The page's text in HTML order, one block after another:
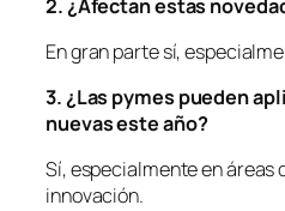
2. ¿Afectan estas
En gran parte sí,
3. ¿Las pymes pueden
nuevas este año?
Sí, especialmente en áreas
innovación.